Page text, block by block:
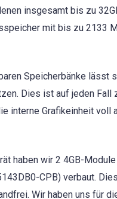
insgesamt bis zu
mit bis zu 2133
Speicherbänke lässt
Dies ist auf jeden Fall
interne Grafikeinheit voll
haben wir 2 4GB-
CPB) verbaut.
Wir haben uns für